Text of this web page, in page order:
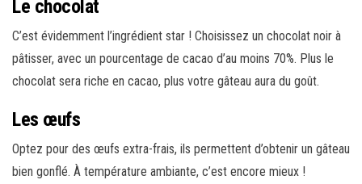
Le chocolat
C’est évidemment l’ingrédient star ! Choisissez un chocolat noir à
pâtisser, avec un pourcentage de cacao d’au moins 70%. Plus le
chocolat sera riche en cacao, plus votre gâteau aura du goût.
Les œufs
Optez pour des œufs extra-frais, ils permettent d’obtenir un gâteau
bien gonflé. À température ambiante, c’est encore mieux !